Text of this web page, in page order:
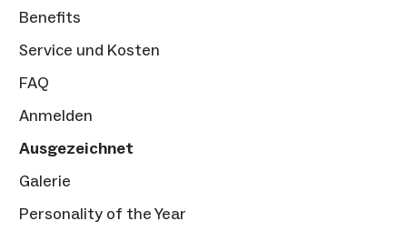
Benefits
Service und Kosten
FAQ
Anmelden
Ausgezeichnet
Galerie
Personality of the Year